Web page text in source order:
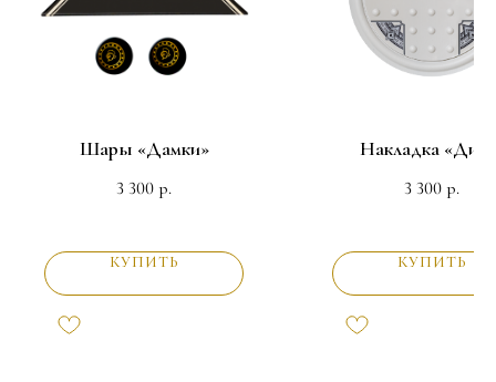
Шары «Дамки»
3 300 р.
КУПИТЬ
Накладка
3 300 р.
КУПИТЬ